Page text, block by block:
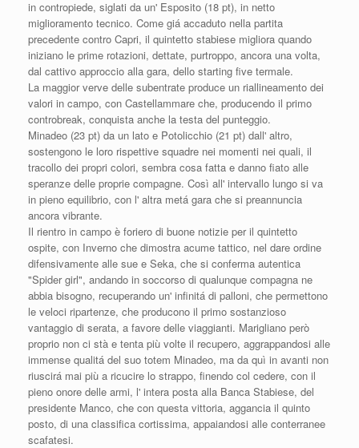
in contropiede, siglati da un' Esposito (18 pt), in netto
miglioramento tecnico. Come giá accaduto nella partita
precedente contro Capri, il quintetto stabiese migliora quando
iniziano le prime rotazioni, dettate, purtroppo, ancora una volta,
dal cattivo approccio alla gara, dello starting five termale.
La maggior verve delle subentrate produce un riallineamento dei
valori in campo, con Castellammare che, producendo il primo
controbreak, conquista anche la testa del punteggio.
Minadeo (23 pt) da un lato e Potolicchio (21 pt) dall' altro,
sostengono le loro rispettive squadre nei momenti nei quali, il
tracollo dei propri colori, sembra cosa fatta e danno fiato alle
speranze delle proprie compagne. Così all' intervallo lungo si va
in pieno equilibrio, con l' altra metá gara che si preannuncia
ancora vibrante.
Il rientro in campo è foriero di buone notizie per il quintetto
ospite, con Inverno che dimostra acume tattico, nel dare ordine
difensivamente alle sue e Seka, che si conferma autentica
"Spider girl", andando in soccorso di qualunque compagna ne
abbia bisogno, recuperando un' infinitá di palloni, che permettono
le veloci ripartenze, che producono il primo sostanzioso
vantaggio di serata, a favore delle viaggianti. Marigliano però
proprio non ci stà e tenta più volte il recupero, aggrappandosi alle
immense qualitá del suo totem Minadeo, ma da quì in avanti non
riuscirá mai più a ricucire lo strappo, finendo col cedere, con il
pieno onore delle armi, l' intera posta alla Banca Stabiese, del
presidente Manco, che con questa vittoria, aggancia il quinto
posto, di una classifica cortissima, appaiandosi alle conterranee
scafatesi.